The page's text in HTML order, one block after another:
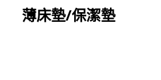
薄床墊/保潔墊